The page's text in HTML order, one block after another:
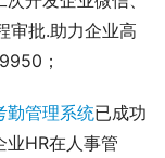
审批.助力企业高
；
勤管理系统已成功
业HR在人事管